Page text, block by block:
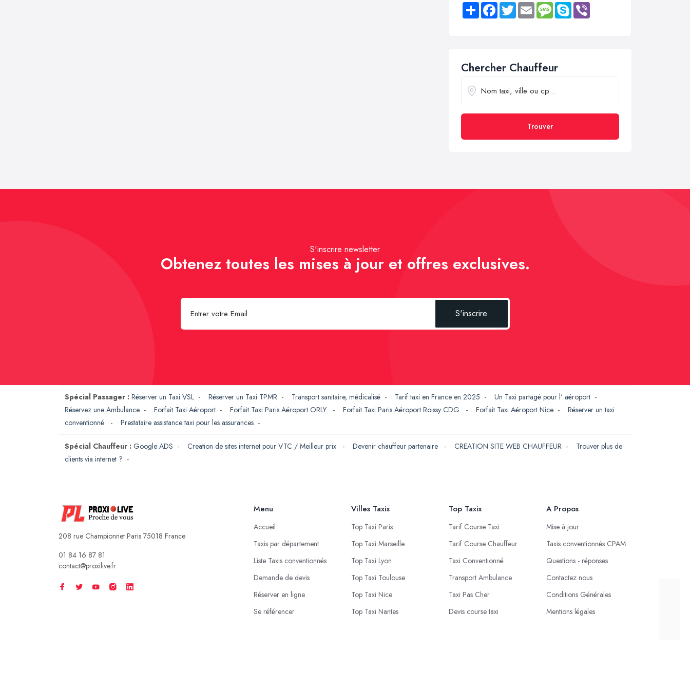
Share FacebookTwitter Email MessageSkype
Chercher Chauffeur
Trouver
S'inscrire newsletter
Obtenez toutes les mises à jour et offres exclusives.
S'inscrire
Spécial Passager : Réserver un Taxi VSL - Réserver un Taxi TPMR - Transport sanitaire, médicalisé - Tarif taxi en France en 2025 - Un Taxi partagé pour l' aéroport -
Réservez une Ambulance - Forfait Taxi Aéroport - Forfait Taxi Paris Aéroport ORLY - Forfait Taxi Paris Aéroport Roissy CDG - Forfait Taxi Aéroport Nice - Réserver un taxi
conventionné
- Prestataire assistance taxi pour les assurances -
Spécial Chauffeur : Google ADS - Creation de sites internet pour VTC / Meilleur prix - Devenir chauffeur partenaire - CREATION SITE WEB CHAUFFEUR - Trouver plus de
clients via internet ? -
208 rue Championnet Paris 75018 France
01 84 16 87 81
contact@proxilive.fr
Menu
Accueil
Taxis par département
Liste Taxis conventionnés
Demande de devis
Réserver en ligne
Se référencer
Villes Taxis
Top Taxi Paris
Top Taxi Marseille
Top Taxi Lyon
Top Taxi Toulouse
Top Taxi Nice
Top Taxi Nantes
Top Taxis
Tarif Course Taxi
Tarif Course Chauffeur
Taxi Conventionné
Transport Ambulance
Taxi Pas Cher
Devis course taxi
A Propos
Mise à jour
Taxis conventionnés CPAM
Questions - réponses
Contactez nous
Conditions Générales
Mentions légales